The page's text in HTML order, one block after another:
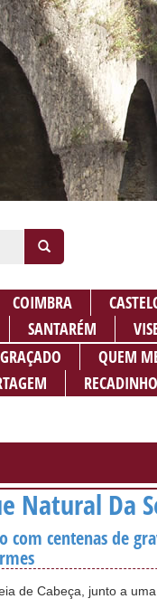
COIMBRA
SANTARÉM
QUEM
Natural Da
com centenas de
de Cabeça, junto a